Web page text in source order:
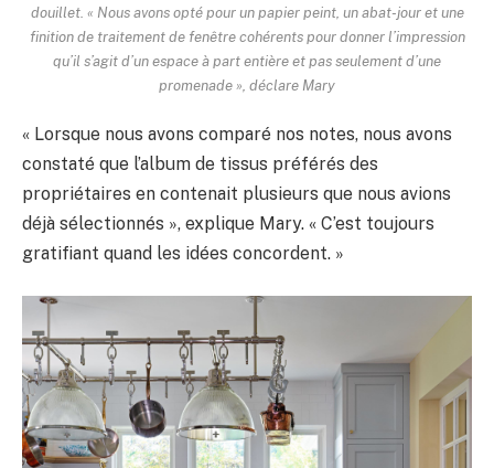
douillet. « Nous avons opté pour un papier peint, un abat-jour et une
finition de traitement de fenêtre cohérents pour donner l’impression
qu’il s’agit d’un espace à part entière et pas seulement d’une
promenade », déclare Mary
« Lorsque nous avons comparé nos notes, nous avons
constaté que l’album de tissus préférés des
propriétaires en contenait plusieurs que nous avions
déjà sélectionnés », explique Mary. « C’est toujours
gratifiant quand les idées concordent. »